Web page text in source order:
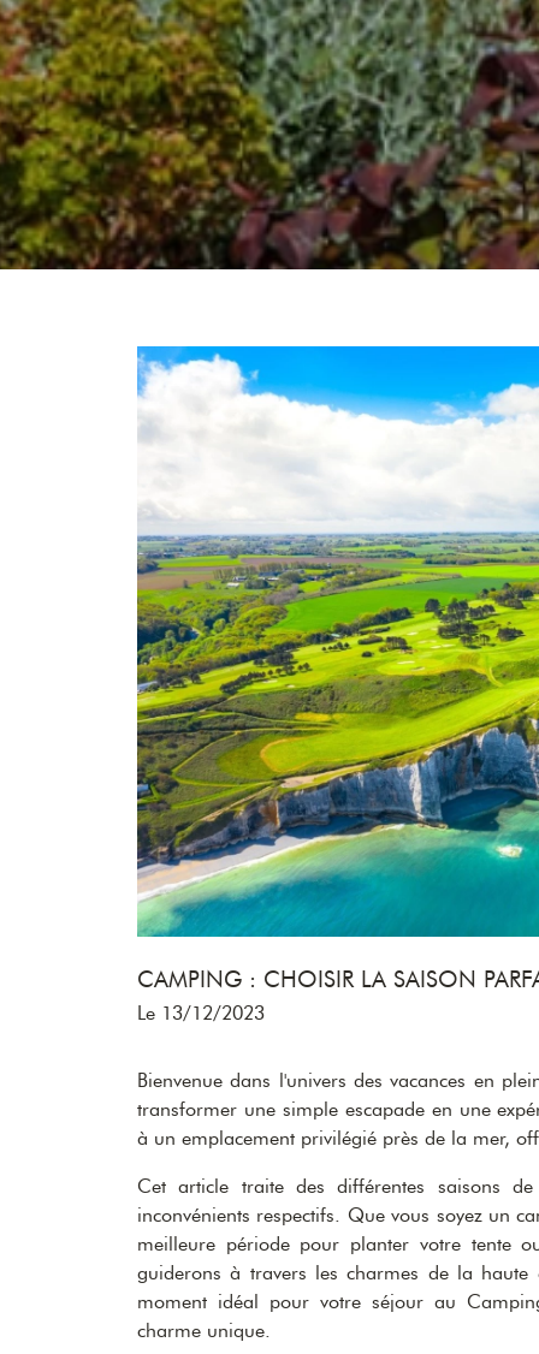
CAMPING : CHOISIR LA SAISON
Le 13/12/2023
Bienvenue dans l'univers des vacances en
transformer une simple escapade en une
à un emplacement privilégié près de la mer,
Cet article traite des différentes saisons
inconvénients respectifs. Que vous soyez un
meilleure période pour planter votre tente
guiderons à travers les charmes de la
moment idéal pour votre séjour au
charme unique.